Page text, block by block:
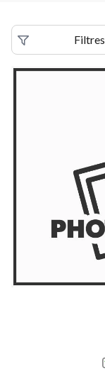
Filtres